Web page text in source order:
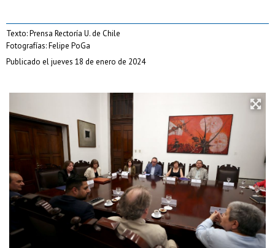
Texto: Prensa Rectoría U. de Chile
Fotografías: Felipe PoGa
Publicado el jueves 18 de enero de 2024